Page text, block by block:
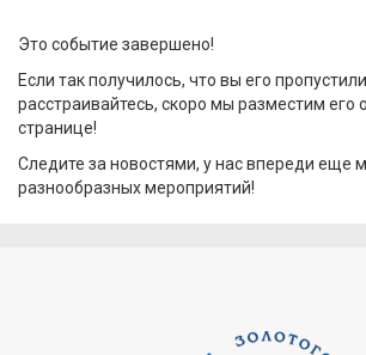
Это событие завершено!
Если так получилось, что вы его
расстраивайтесь, скоро мы разместим его
странице!
Следите за новостями, у нас впереди еще
разнообразных мероприятий!